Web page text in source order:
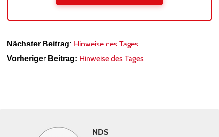
Nächster Beitrag: Hinweise des Tages
Vorheriger Beitrag: Hinweise des Tages
NDS